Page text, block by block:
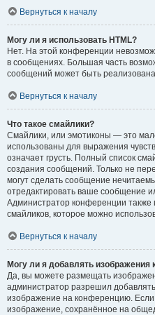
Вернуться к началу
Могу ли я использовать HTML?
Нет. На этой конференции
в сообщениях. Большая часть
сообщений может быть
Вернуться к началу
Что такое смайлики?
Смайлики, или эмотиконы — это
использованы для выражения
означает грусть. Полный список
создания сообщений. Только не
могут сделать сообщение
отредактировать ваше сообщение
Администратор конференции также
смайликов, которое можно
Вернуться к началу
Могу ли я добавлять изображения
Да, вы можете размещать
администратор разрешил
изображение на конференцию.
изображение, сохранённое на